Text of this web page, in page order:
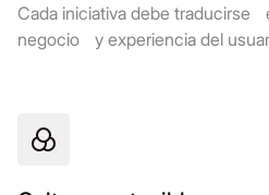
Cada iniciativa debe traducirse
negocio y experiencia del